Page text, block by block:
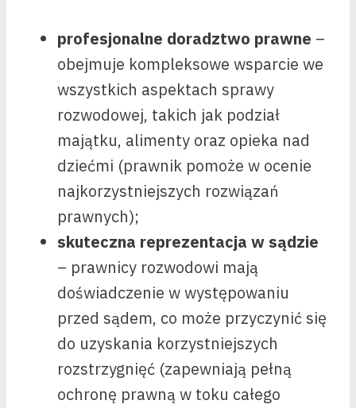
profesjonalne doradztwo prawne –
obejmuje kompleksowe wsparcie we
wszystkich aspektach sprawy
rozwodowej, takich jak podział
majątku, alimenty oraz opieka nad
dziećmi (prawnik pomoże w ocenie
najkorzystniejszych rozwiązań
prawnych);
skuteczna reprezentacja w sądzie
– prawnicy rozwodowi mają
doświadczenie w występowaniu
przed sądem, co może przyczynić się
do uzyskania korzystniejszych
rozstrzygnięć (zapewniają pełną
ochronę prawną w toku całego